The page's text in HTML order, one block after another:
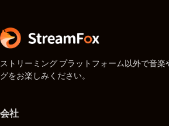
ストリーミング プラットフォーム以外で音
グをお楽しみください。
会社